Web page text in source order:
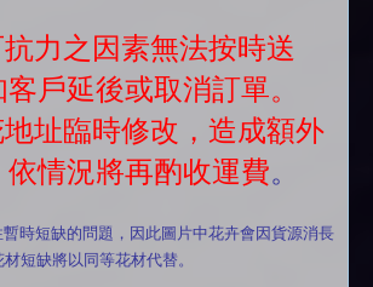
力之因素無法按時送
戶延後或取消訂單。
址臨時修改，造成額外
情況將再酌收運費。
時短缺的問題，因此圖片中花卉會因貨源消長
短缺將以同等花材代替。